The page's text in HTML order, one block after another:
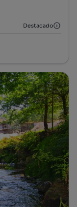
Destacado